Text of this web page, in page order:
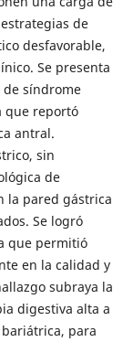
de
desfavorable,
Se presenta
de síndrome
que reportó
antral.
sin
de
la pared gástrica
Se logró
que permitió
en la calidad y
subraya la
digestiva alta a
para